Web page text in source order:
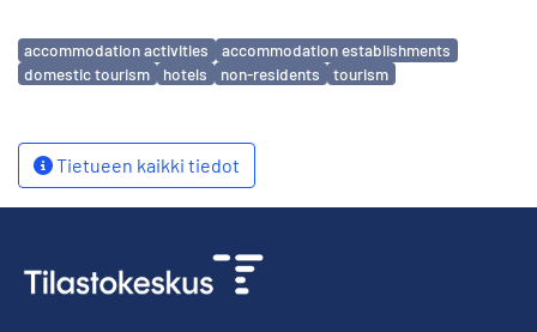
Avainsanat
accommodation activities
accommodation establishments
domestic tourism
hotels non-residents tourism
Tietueen kaikki tiedot